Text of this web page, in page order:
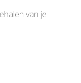
van je